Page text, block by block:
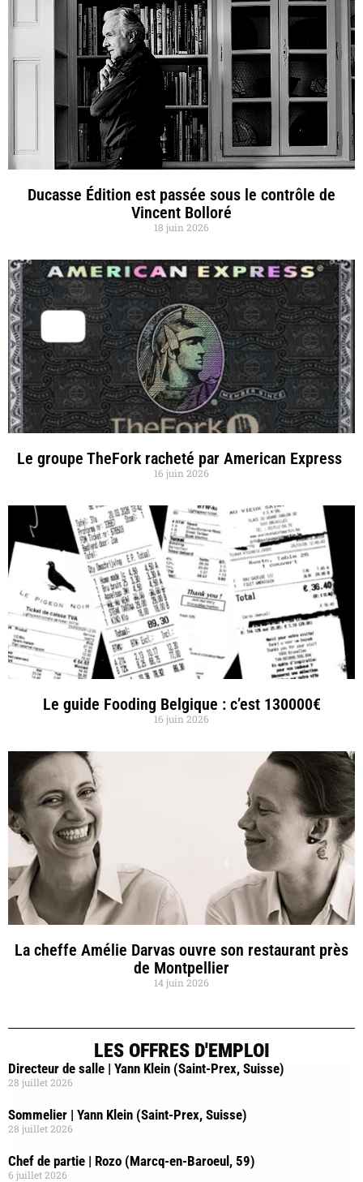
Ducasse Édition est passée sous le contrôle de
Vincent Bolloré
18 juin 2026
Le groupe TheFork racheté par American Express
16 juin 2026
Le guide Fooding Belgique : c’est 130000€
16 juin 2026
La cheffe Amélie Darvas ouvre son restaurant près
de Montpellier
14 juin 2026
LES OFFRES D'EMPLOI
Directeur de salle | Yann Klein (Saint-Prex, Suisse)
28 juillet 2026
Sommelier | Yann Klein (Saint-Prex, Suisse)
28 juillet 2026
Chef de partie | Rozo (Marcq-en-Baroeul, 59)
6 juillet 2026